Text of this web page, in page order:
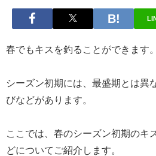
春でもキスを釣ることができます。
シーズン初期には、最盛期とは異
びなどがあります。
ここでは、春のシーズン初期のキ
どについてご紹介します。